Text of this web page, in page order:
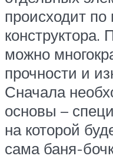
происходит по
конструктора.
можно
прочности и
Сначала
основы –
на которой
сама баня-